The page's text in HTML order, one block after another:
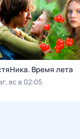
Время лета
вс в 02:05